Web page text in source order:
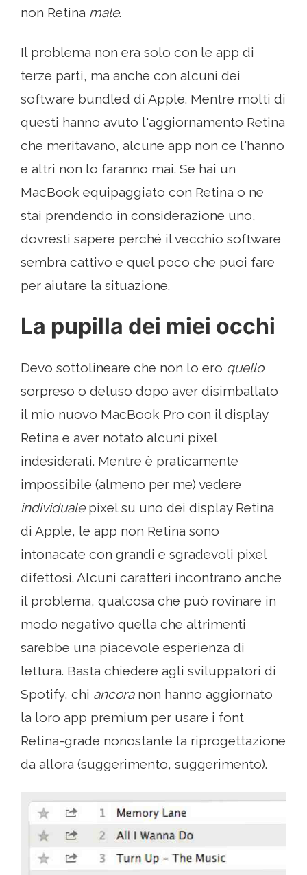
non Retina male.
Il problema non era solo con le app di
terze parti, ma anche con alcuni dei
software bundled di Apple. Mentre molti di
questi hanno avuto l'aggiornamento Retina
che meritavano, alcune app non ce l'hanno
e altri non lo faranno mai. Se hai un
MacBook equipaggiato con Retina o ne
stai prendendo in considerazione uno,
dovresti sapere perché il vecchio software
sembra cattivo e quel poco che puoi fare
per aiutare la situazione.
La pupilla dei miei occhi
Devo sottolineare che non lo ero quello
sorpreso o deluso dopo aver disimballato
il mio nuovo MacBook Pro con il display
Retina e aver notato alcuni pixel
indesiderati. Mentre è praticamente
impossibile (almeno per me) vedere
individualepixel su uno dei display Retina
di Apple, le app non Retina sono
intonacate con grandi e sgradevoli pixel
difettosi. Alcuni caratteri incontrano anche
il problema, qualcosa che può rovinare in
modo negativo quella che altrimenti
sarebbe una piacevole esperienza di
lettura. Basta chiedere agli sviluppatori di
Spotify, chi ancoranon hanno aggiornato
la loro app premium per usare i font
Retina-grade nonostante la riprogettazione
da allora (suggerimento, suggerimento).